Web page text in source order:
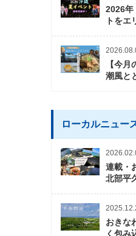
2026年
トをエ
【今
潮風と
ローカルニュー
連載・
北部平
おきな
く包み